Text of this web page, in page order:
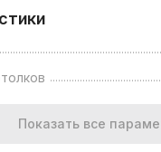
Показать все